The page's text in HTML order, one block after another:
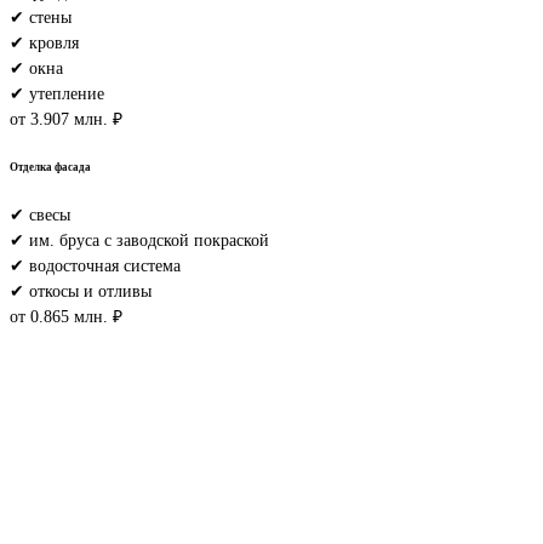
✔ стены
✔ кровля
✔ окна
✔ утепление
от 3.907 млн. ₽
Отделка фасада
✔ свесы
✔ им. бруса с заводской покраской
✔ водосточная система
✔ откосы и отливы
от 0.865 млн. ₽